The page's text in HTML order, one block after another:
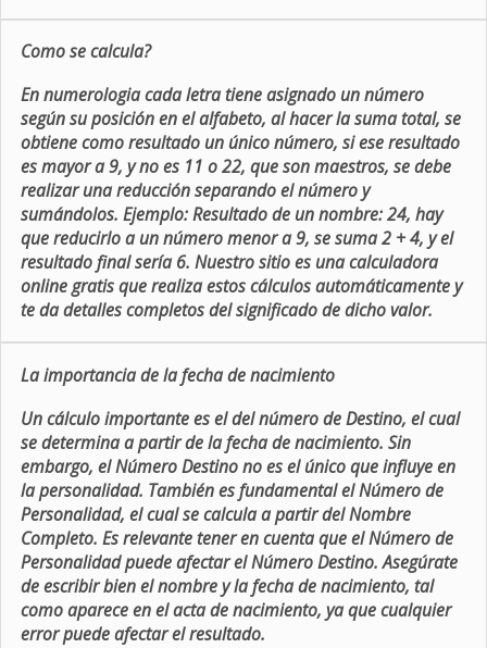
Como se calcula?
En numerologia cada letra tiene asignado un número
según su posición en el alfabeto, al hacer la suma total, se
obtiene como resultado un único número, si ese resultado
es mayor a 9, y no es 11 o 22, que son maestros, se debe
realizar una reducción separando el número y
sumándolos. Ejemplo: Resultado de un nombre: 24, hay
que reducirlo a un número menor a 9, se suma 2 + 4, y el
resultado final sería 6. Nuestro sitio es una calculadora
online gratis que realiza estos cálculos automáticamente y
te da detalles completos del significado de dicho valor.
La importancia de la fecha de nacimiento
Un cálculo importante es el del número de Destino, el cual
se determina a partir de la fecha de nacimiento. Sin
embargo, el Número Destino no es el único que influye en
la personalidad. También es fundamental el Número de
Personalidad, el cual se calcula a partir del Nombre
Completo. Es relevante tener en cuenta que el Número de
Personalidad puede afectar el Número Destino. Asegúrate
de escribir bien el nombre y la fecha de nacimiento, tal
como aparece en el acta de nacimiento, ya que cualquier
error puede afectar el resultado.